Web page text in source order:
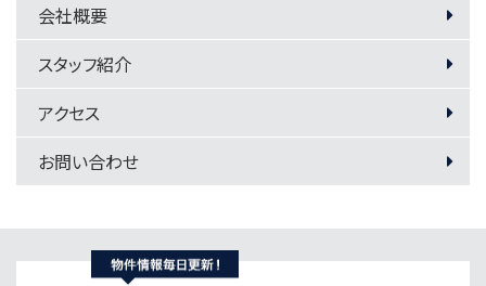
会社概要
スタッフ紹介
アクセス
お問い合わせ